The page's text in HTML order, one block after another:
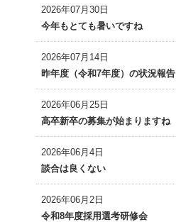
2026年07月30日
今年もとても暑いですね
2026年07月14日
昨年度（令和7年度）の状況報告
2026年06月25日
高卒新卒の募集が始まりますね
2026年06月4日
談合は良くない
2026年06月2日
令和8年度採用選考研修会